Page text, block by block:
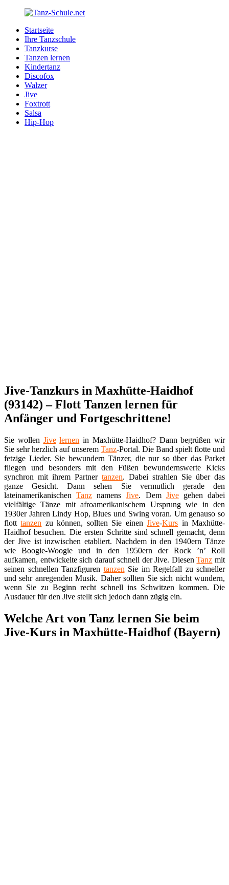
Zurück
Inhalt
Tanz-
Schule.net
Ihre
Tanzschule
Internet
Startseite
Ihre Tanzschule
Tanzkurse
Tanzen lernen
Kindertanz
Discofox
Walzer
Jive
Foxtrott
Salsa
Hip-Hop
Jive-Tanzkurs in Maxhütte-Haidhof
(93142) – Flott Tanzen lernen für
Anfänger und Fortgeschrittene!
Sie wollen Jive lernen in Maxhütte-Haidhof? Dann begrüßen wir
Sie sehr herzlich auf unserem Tanz-Portal. Die Band spielt flotte und
fetzige Lieder. Sie bewundern Tänzer, die nur so über das Parket
fliegen und besonders mit den Füßen bewundernswerte Kicks
synchron mit ihrem Partner tanzen. Dabei strahlen Sie über das
ganze Gesicht. Dann sehen Sie vermutlich gerade den
lateinamerikanischenTanz namensJive. Dem Jivegehen dabei
vielfältige Tänze mit afroamerikanischem Ursprung wie in den
1930er Jahren Lindy Hop, Blues und Swing voran. Um genauso so
flotttanzen zu können, sollten Sie einenJive-Kurs in Maxhütte-
Haidhof besuchen. Die ersten Schritte sind schnell gemacht, denn
der Jive ist inzwischen etabliert. Nachdem in den 1940ern Tänze
wie Boogie-Woogie und in den 1950ern der Rock ’n’ Roll
aufkamen, entwickelte sich darauf schnell der Jive. DiesenTanz mit
seinen schnellen Tanzfiguren tanzen Sie im Regelfall zu schneller
und sehr anregenden Musik. Daher sollten Sie sich nicht wundern,
wenn Sie zu Beginn recht schnell ins Schwitzen kommen. Die
Ausdauer für den Jive stellt sich jedoch dann zügig ein.
Welche Art von Tanz lernen Sie beim
Jive-Kurs in Maxhütte-Haidhof (Bayern)